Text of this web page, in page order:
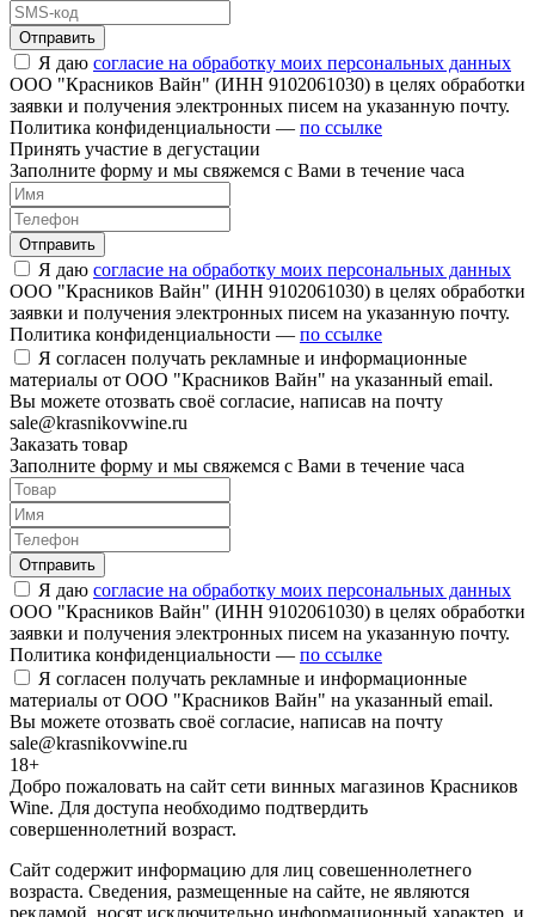
Отправить
Я даю согласие на обработку моих персональных данных
ООО "Красников Вайн" (ИНН 9102061030) в целях обработки
заявки и получения электронных писем на указанную почту.
Политика конфиденциальности — по ссылке
Принять участие в дегустации
Заполните форму и мы свяжемся с Вами в течение часа
Отправить
Я даю согласие на обработку моих персональных данных
ООО "Красников Вайн" (ИНН 9102061030) в целях обработки
заявки и получения электронных писем на указанную почту.
Политика конфиденциальности — по ссылке
Я согласен получать рекламные и информационные
материалы от ООО "Красников Вайн" на указанный email.
Вы можете отозвать своё согласие, написав на почту
sale@krasnikovwine.ru
Заказать товар
Заполните форму и мы свяжемся с Вами в течение часа
Отправить
Я даю согласие на обработку моих персональных данных
ООО "Красников Вайн" (ИНН 9102061030) в целях обработки
заявки и получения электронных писем на указанную почту.
Политика конфиденциальности — по ссылке
Я согласен получать рекламные и информационные
материалы от ООО "Красников Вайн" на указанный email.
Вы можете отозвать своё согласие, написав на почту
sale@krasnikovwine.ru
18+
Добро пожаловать на сайт сети винных магазинов Красников
Wine. Для доступа необходимо подтвердить
совершеннолетний возраст.
Сайт содержит информацию для лиц совешеннолетнего
возраста. Сведения, размещенные на сайте, не являются
рекламой, носят исключительно информационный характер, и